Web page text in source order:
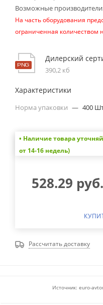
Возможные
На часть оборудования
ограниченная количеством
Дилерский
390,2 кб
Характеристики
Норма упаковки — 400
• Наличие товара
от 14-16 недель)
528.29 руб.
Рассчитать доставку
Источник: euro-